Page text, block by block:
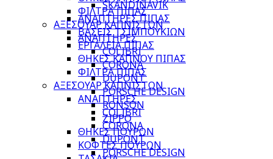
ΦΙΛΤΡΑ ΠΙΠΑΣ
ΑΞΕΣΟΥΑΡ ΚΑΠΝΙΣΤΩΝ
ΑΝΑΠΤΗΡΕΣ
COLIBRI
CORONA
DUPONT
PORSCHE DESIGN
RONSON
ZIPPO
ΘΗΚΕΣ ΠΟΥΡΩΝ
ΚΟΦΤΕΣ ΠΟΥΡΩΝ
SKANDINAVIK
ΑΝΑΠΤΗΡΕΣ ΠΙΠΑΣ
ΒΑΣΕΙΣ ΤΣΙΜΠΟΥΚΙΩΝ
ΕΡΓΑΛΕΙΑ ΠΙΠΑΣ
ΘΗΚΕΣ ΚΑΠΝΟΥ ΠΙΠΑΣ
ΦΙΛΤΡΑ ΠΙΠΑΣ
ΑΞΕΣΟΥΑΡ ΚΑΠΝΙΣΤΩΝ
ΑΝΑΠΤΗΡΕΣ
COLIBRI
CORONA
DUPONT
PORSCHE DESIGN